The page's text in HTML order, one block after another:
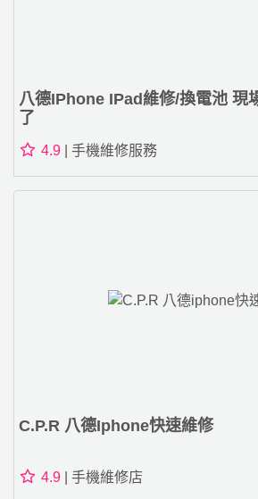
八德iPhone IPad維修/換電池 現
了
4.9 | 手機維修服務
C.P.R 八德iphone快速維修
4.9 | 手機維修店